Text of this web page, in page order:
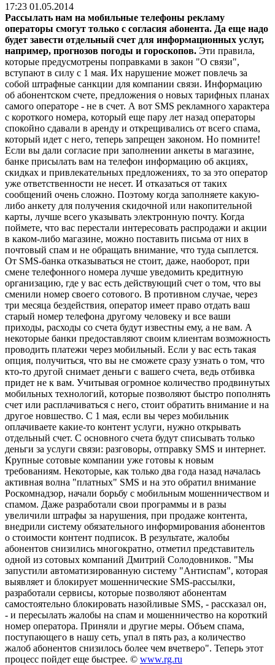
17:23 01.05.2014
Рассылать нам на мобильные телефоны рекламу
операторы смогут только с согласия абонента. Да еще надо
будет завести отдельный счет для информационных услуг,
например, прогнозов погоды и гороскопов. Эти правила,
которые предусмотрены поправками в закон "О связи",
вступают в силу с 1 мая. Их нарушение может повлечь за
собой штрафные санкции для компании связи. Информацию
об абонентском счете, предложения о новых тарифных планах
самого операторе - не в счет. А вот SMS рекламного характера
с короткого номера, который еще пару лет назад операторы
спокойно сдавали в аренду и открещивались от всего спама,
который идет с него, теперь запрещен законом. Но помните!
Если вы дали согласие при заполнении анкеты в магазине,
банке присылать вам на телефон информацию об акциях,
скидках и привлекательных предложениях, то за это оператор
уже ответственности не несет. И отказаться от таких
сообщений очень сложно. Поэтому когда заполняете какую-
либо анкету для получения скидочной или накопительной
карты, лучше всего указывать электронную почту. Когда
поймете, что вас перестали интересовать распродажи и акции
в каком-либо магазине, можно поставить письма от них в
почтовый спам и не обращать внимание, что туда сыплется.
От SMS-банка отказываться не стоит, даже, наоборот, при
смене телефонного номера лучше уведомить кредитную
организацию, где у вас есть действующий счет о том, что вы
сменили номер своего сотового. В противном случае, через
три месяца бездействия, оператор имеет право отдать ваш
старый номер телефона другому человеку и все ваши
приходы, расходы со счета будут известны ему, а не вам. А
некоторые банки предоставляют своим клиентам возможность
проводить платежи через мобильный. Если у вас есть такая
опция, получиться, что вы не сможете сразу узнать о том, что
кто-то другой снимает деньги с вашего счета, ведь отбивка
придет не к вам. Учитывая огромное количество продвинутых
мобильных технологий, которые позволяют быстро пополнять
счет или расплачиваться с него, стоит обратить внимание и на
другое новшество. С 1 мая, если вы через мобильник
оплачиваете какие-то контент услуги, нужно открывать
отдельный счет. С основного счета будут списывать только
деньги за услуги связи: разговоры, отправку SMS и интернет.
Крупные сотовые компании уже готовы к новым
требованиям. Некоторые, как только два года назад началась
активная волна "платных" SMS и на это обратил внимание
Роскомнадзор, начали борьбу с мобильным мошенничеством и
спамом. Даже разработали свои программы и в разы
увеличили штрафы за нарушения, при продаже контента,
внедрили систему обязательного информирования абонентов
о стоимости контент подписок. В результате, жалобы
абонентов снизились многократно, отметил представитель
одной из сотовых компаний Дмитрий Солодовников. "Мы
запустили автоматизированную систему "Антиспам", которая
выявляет и блокирует мошеннические SMS-рассылки,
разработали сервисы, которые позволяют абонентам
самостоятельно блокировать назойливые SMS, - рассказал он,
- и пересылать жалобы на спам и мошенничество на короткий
номер оператора. Приняли и другие меры. Объем спама,
поступающего в нашу сеть, упал в пять раз, а количество
жалоб абонентов снизилось более чем вчетверо". Теперь этот
процесс пойдет еще быстрее. © www.rg.ru